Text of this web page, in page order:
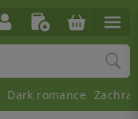
Dark romance